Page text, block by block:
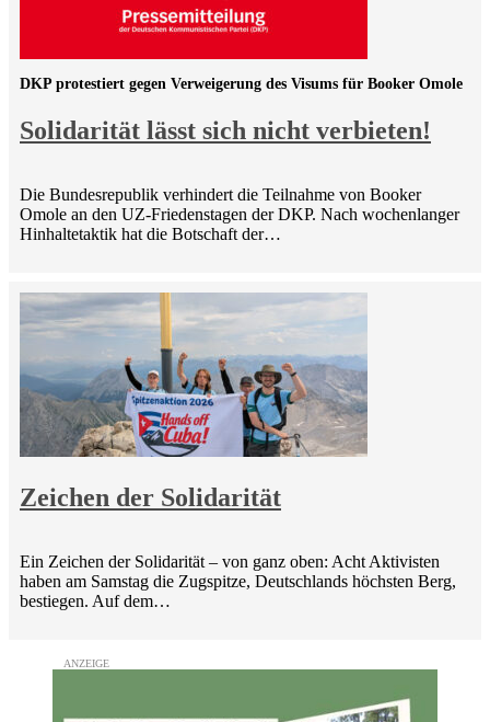
Solidarität lässt sich nicht verbieten!
DKP protestiert gegen Verweigerung des Visums für Booker Omole
Die Bundesrepublik verhindert die Teilnahme von Booker
Omole an den UZ-Friedenstagen der DKP. Nach wochenlanger
Hinhaltetaktik hat die Botschaft der…
Zeichen der Solidarität
Ein Zeichen der Solidarität – von ganz oben: Acht Aktivisten
haben am Samstag die Zugspitze, Deutschlands höchsten Berg,
bestiegen. Auf dem…